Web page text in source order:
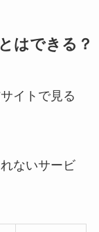
はできる？
イトで見る
ないサービ